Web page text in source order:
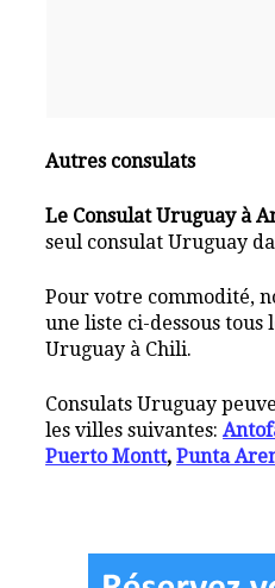
Autres consulats
Le Consulat Uruguay à
seul consulat Uruguay
Pour votre commodité,
une liste ci-dessous tous
Uruguay à Chili.
Consulats Uruguay
les villes suivantes:
Puerto Montt,Punta